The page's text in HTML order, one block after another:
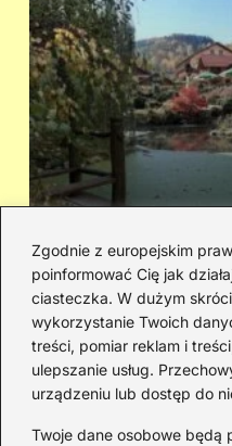
Zgodnie z europejskim
poinformować Cię jak
ciasteczka. W dużym
wykorzystanie Twoich
treści, pomiar reklam i
ulepszanie usług.
urządzeniu lub dostęp do
Twoje dane osobowe będą
Cicha woda — kto
historia piosenki
Redakcja